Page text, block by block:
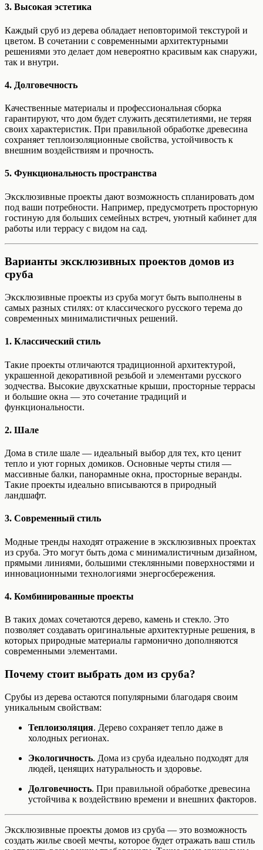
3. Высокая эстетика
Каждый сруб из дерева обладает неповторимой текстурой и
цветом. В сочетании с современными архитектурными
решениями это делает дом невероятно красивым как снаружи,
так и внутри.
4. Долговечность
Качественные материалы и профессиональная сборка
гарантируют, что дом будет служить десятилетиями, не теряя
своих характеристик. При правильной обработке древесина
сохраняет теплоизоляционные свойства, устойчивость к
внешним воздействиям и прочность.
5. Функциональность пространства
Эксклюзивные проекты дают возможность спланировать дом
под ваши потребности. Например, предусмотреть просторную
гостиную для больших семейных встреч, уютный кабинет для
работы или террасу с видом на сад.
Варианты эксклюзивных проектов домов из
сруба
Эксклюзивные проекты из сруба могут быть выполнены в
самых разных стилях: от классического русского терема до
современных минималистичных решений.
1. Классический стиль
Такие проекты отличаются традиционной архитектурой,
украшенной декоративной резьбой и элементами русского
зодчества. Высокие двухскатные крыши, просторные террасы
и большие окна — это сочетание традиций и
функциональности.
2. Шале
Дома в стиле шале — идеальный выбор для тех, кто ценит
тепло и уют горных домиков. Основные черты стиля —
массивные балки, панорамные окна, просторные веранды.
Такие проекты идеально вписываются в природный
ландшафт.
3. Современный стиль
Модные тренды находят отражение в эксклюзивных проектах
из сруба. Это могут быть дома с минималистичным дизайном,
прямыми линиями, большими стеклянными поверхностями и
инновационными технологиями энергосбережения.
4. Комбинированные проекты
В таких домах сочетаются дерево, камень и стекло. Это
позволяет создавать оригинальные архитектурные решения, в
которых природные материалы гармонично дополняются
современными элементами.
Почему стоит выбрать дом из сруба?
Срубы из дерева остаются популярными благодаря своим
уникальным свойствам:
Теплоизоляция. Дерево сохраняет тепло даже в
холодных регионах.
Экологичность. Дома из сруба идеально подходят для
людей, ценящих натуральность и здоровье.
Долговечность. При правильной обработке древесина
устойчива к воздействию времени и внешних факторов.
Эксклюзивные проекты домов из сруба — это возможность
создать жилье своей мечты, которое будет отражать ваш стиль